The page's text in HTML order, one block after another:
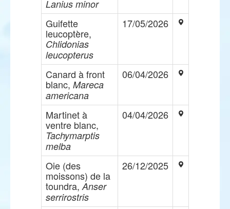
Lanius minor
Guifette
leucoptère,
Chlidonias
leucopterus
17/05/2026
Canard à front
blanc, Mareca
americana
06/04/2026
Martinet à
ventre blanc,
Tachymarptis
melba
04/04/2026
Oie (des
moissons) de la
toundra, Anser
serrirostris
26/12/2025